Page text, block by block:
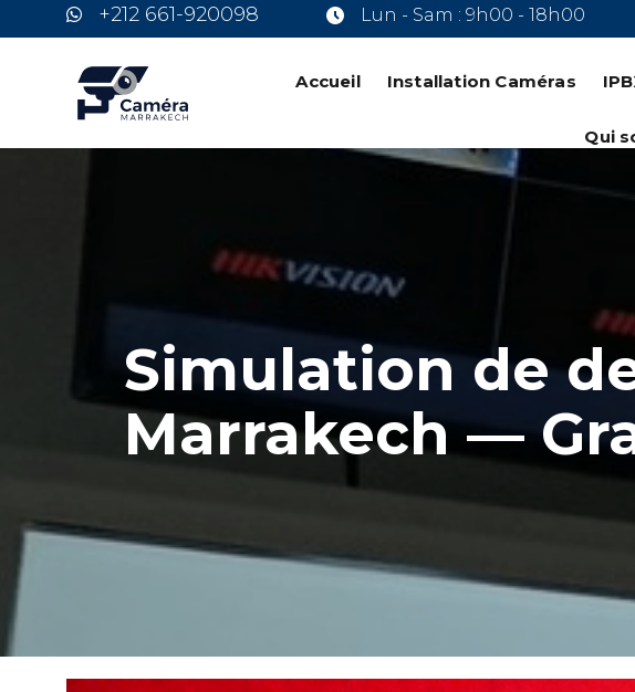
+212 661-920098 Lun - Sam : 9h00 - 18h00
Accueil Installation Caméras
Qui
Simulation de
Marrakech —